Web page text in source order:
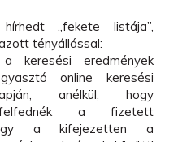
„fekete listája”,
tényállással:
keresési eredmények
online keresési
anélkül, hogy
felfednék a fizetett
a kifejezetten a